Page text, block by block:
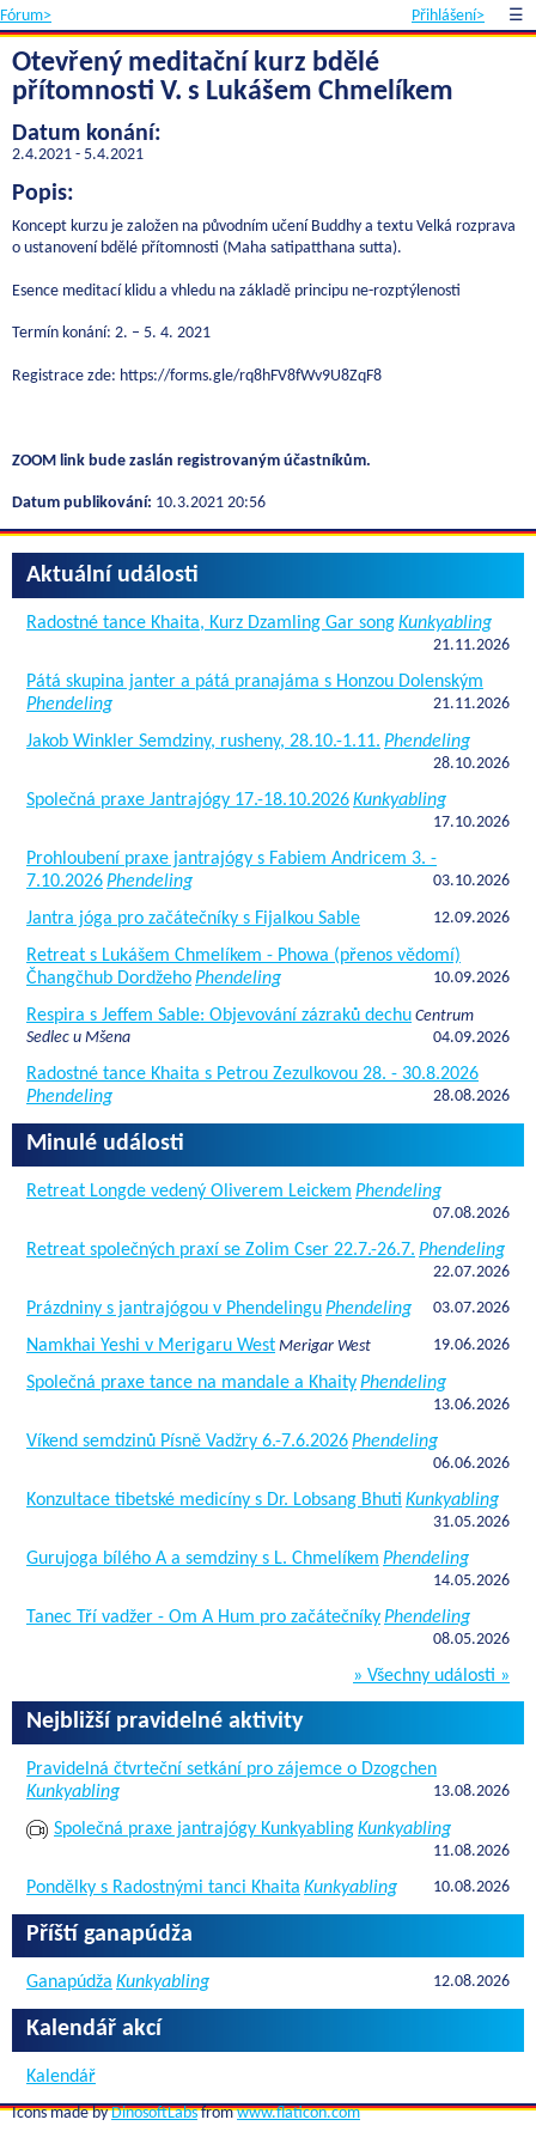
Fórum> Přihlášení> ☰
Otevřený meditační kurz bdělé
přítomnosti V. s Lukášem Chmelíkem
Datum konání:
2.4.2021 - 5.4.2021
Popis:
Koncept kurzu je založen na původním učení Buddhy a textu Velká rozprava
o ustanovení bdělé přítomnosti (Maha satipatthana sutta).
Esence meditací klidu a vhledu na základě principu ne-rozptýlenosti
Termín konání: 2. – 5. 4. 2021
Registrace zde: https://forms.gle/rq8hFV8fWv9U8ZqF8
ZOOM link bude zaslán registrovaným účastníkům.
Datum publikování: 10.3.2021 20:56
Aktuální události
Radostné tance Khaita, Kurz Dzamling Gar songKunkyabling
21.11.2026
Pátá skupina janter a pátá pranajáma s Honzou Dolenským
Phendeling
21.11.2026
Jakob Winkler Semdziny, rusheny, 28.10.-1.11. Phendeling
28.10.2026
Společná praxe Jantrajógy 17.-18.10.2026Kunkyabling
17.10.2026
Prohloubení praxe jantrajógy s Fabiem Andricem 3. -
7.10.2026Phendeling 03.10.2026
Jantra jóga pro začátečníky s Fijalkou Sable 12.09.2026
Retreat s Lukášem Chmelíkem - Phowa (přenos vědomí)
Čhangčhub DordžehoPhendeling 10.09.2026
Respira s Jeffem Sable: Objevování zázraků dechu Centrum
Sedlec u Mšena
04.09.2026
Radostné tance Khaita s Petrou Zezulkovou 28. - 30.8.2026
Phendeling
28.08.2026
Minulé události
Retreat Longde vedený Oliverem Leickem Phendeling
07.08.2026
Retreat společných praxí se Zolim Cser 22.7.-26.7. Phendeling
22.07.2026
Prázdniny s jantrajógou v PhendelinguPhendeling 03.07.2026
Namkhai Yeshi v Merigaru West Merigar West 19.06.2026
Společná praxe tance na mandale a KhaityPhendeling
13.06.2026
Víkend semdzinů Písně Vadžry 6.-7.6.2026Phendeling
06.06.2026
Konzultace tibetské medicíny s Dr. Lobsang Bhuti Kunkyabling
31.05.2026
Gurujoga bílého A a semdziny s L. Chmelíkem Phendeling
14.05.2026
Tanec Tří vadžer - Om A Hum pro začátečníkyPhendeling
08.05.2026
» Všechny události »
Nejbližší pravidelné aktivity
Pravidelná čtvrteční setkání pro zájemce o Dzogchen
Kunkyabling
13.08.2026
Společná praxe jantrajógy KunkyablingKunkyabling
11.08.2026
Pondělky s Radostnými tanci Khaita Kunkyabling 10.08.2026
Příští ganapúdža
Ganapúdža Kunkyabling 12.08.2026
Kalendář akcí
Kalendář
Icons made byDinosoftLabsfromwww.flaticon.com